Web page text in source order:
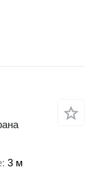
3 м